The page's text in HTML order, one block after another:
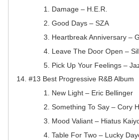
Damage – H.E.R.
Good Days – SZA
Heartbreak Anniversary –
Leave The Door Open –
Pick Up Your Feelings –
#13 Best Progressive R&B Album
New Light – Eric Bellinger
Something To Say – Cory
Mood Valiant – Hiatus
Table For Two – Lucky